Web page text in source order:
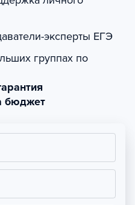
эксперты ЕГЭ
группах по
бюджет